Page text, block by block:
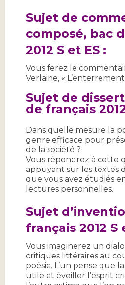
Sujet de
composé, bac
2012 S et ES :
Vous ferez le
Verlaine, «
Sujet de
de français
Dans quelle mesure la
genre efficace pour
de la société ?
Vous répondrez à cette
appuyant sur les textes
que vous avez étudiés
lectures personnelles.
Sujet
français 2012 S
Vous imaginerez un
critiques littéraires au
poésie. L’un pense que
utile et éveiller l’esprit